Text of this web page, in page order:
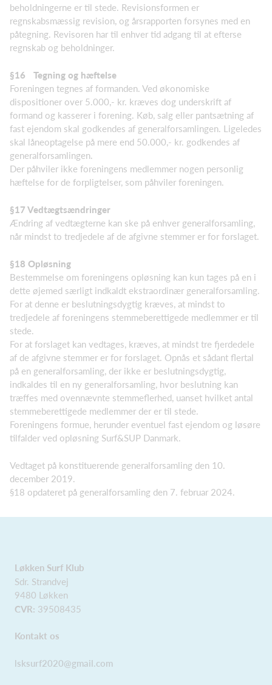
beholdningerne er til stede. Revisionsformen er
regnskabsmæssig revision, og årsrapporten forsynes med en
påtegning. Revisoren har til enhver tid adgang til at efterse
regnskab og beholdninger.
§16
Tegning og hæftelse
Foreningen tegnes af formanden. Ved økonomiske
dispositioner over 5.000,- kr. kræves dog underskrift af
formand og kasserer i forening. Køb, salg eller pantsætning af
fast ejendom skal godkendes af generalforsamlingen. Ligeledes
skal låneoptagelse på mere end 50.000,- kr. godkendes af
generalforsamlingen.
Der påhviler ikke foreningens medlemmer nogen personlig
hæftelse for de forpligtelser, som påhviler foreningen.
§17 Vedtægtsændringer
Ændring af vedtægterne kan ske på enhver generalforsamling,
når mindst to tredjedele af de afgivne stemmer er for forslaget.
§18 Opløsning
Bestemmelse om foreningens opløsning kan kun tages på en i
dette øjemed særligt indkaldt ekstraordinær generalforsamling.
For at denne er beslutningsdygtig kræves, at mindst to
tredjedele af foreningens stemmeberettigede medlemmer er til
stede.
For at forslaget kan vedtages, kræves, at mindst tre fjerdedele
af de afgivne stemmer er for forslaget. Opnås et sådant flertal
på en generalforsamling, der ikke er beslutningsdygtig,
indkaldes til en ny generalforsamling, hvor beslutning kan
træffes med ovennævnte stemmeflerhed, uanset hvilket antal
stemmeberettigede medlemmer der er til stede.
Foreningens formue, herunder eventuel fast ejendom og løsøre
tilfalder ved opløsning Surf&SUP Danmark.
Vedtaget på konstituerende generalforsamling den 10.
december 2019.
§18 opdateret på generalforsamling den 7. februar 2024.
Løkken Surf Klub
Sdr. Strandvej
9480 Løkken
CVR: 39508435
Kontakt os
lsksurf2020@gmail.com